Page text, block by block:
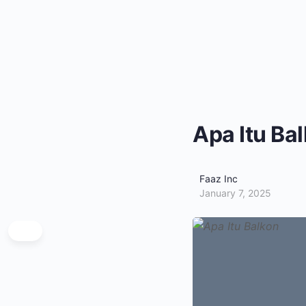
Apa Itu
Faaz Inc
January 7, 2025